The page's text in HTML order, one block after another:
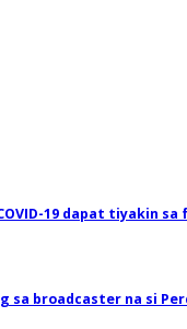
19 dapat tiyakin
sa broadcaster na si